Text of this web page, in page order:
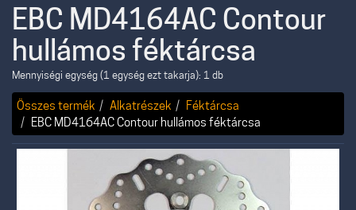
EBC MD4164AC Contour
hullámos féktárcsa
Mennyiségi egység (1 egység ezt takarja): 1 db
Összes termék Alkatrészek
Féktárcsa
EBC MD4164AC Contour hullámos féktárcsa